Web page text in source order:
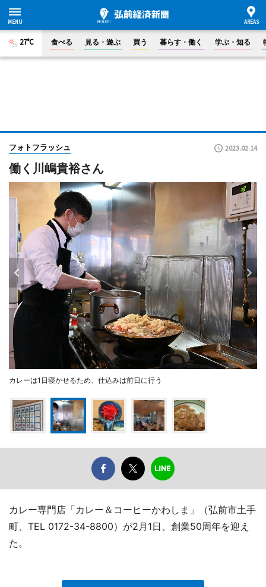
27°C 食べる 見る・遊ぶ 買う 暮らす・働く 学ぶ・知る
フォトフラッシュ 2023.02.14
働く川嶋貴裕さん
カレーは1日寝かせるため、仕込みは前日に行う
カレー専門店「カレー＆コーヒーかわしま」（弘前市土手
町、TEL 0172-34-8800）が2月1日、創業50周年を迎え
た。